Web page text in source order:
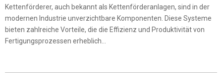
Kettenförderer, auch bekannt als Kettenförderanlagen, sind in der
modernen Industrie unverzichtbare Komponenten. Diese Systeme
bieten zahlreiche Vorteile, die die Effizienz und Produktivität von
Fertigungsprozessen erheblich...